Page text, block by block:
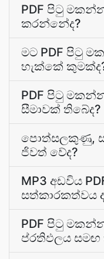
PDF පිටු
කරන්නේද?
මට PDF පිටු
හැක්කේ
PDF පිටු
සීමාවක් තිබේද?
පොත්සලකුණු,
ජිවත් වේද?
MP3 අඩවිය
සත්කාරකත්වය
PDF පිටු
ප්රතිඵලය